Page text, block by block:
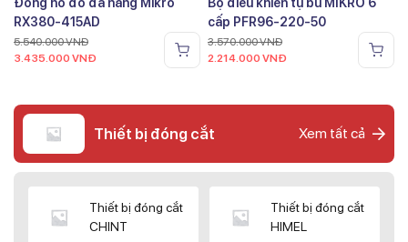
RX380-415AD
5.540.000VNĐ
3.435.000 VNĐ
cấp PFR96-220-50
3.570.000VNĐ
2.214.000 VNĐ
Thiết bị đóng cắt Xem tất cả
Thiết bị đóng cắt
CHINT
Thiết bị đóng cắt
HIMEL